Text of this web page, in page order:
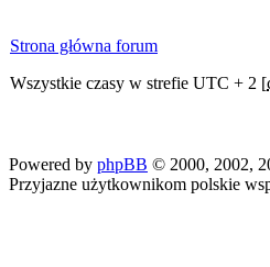
Strona główna forum
Wszystkie czasy w strefie UTC + 2 [
Powered by phpBB © 2000, 2002,
Przyjazne użytkownikom polskie